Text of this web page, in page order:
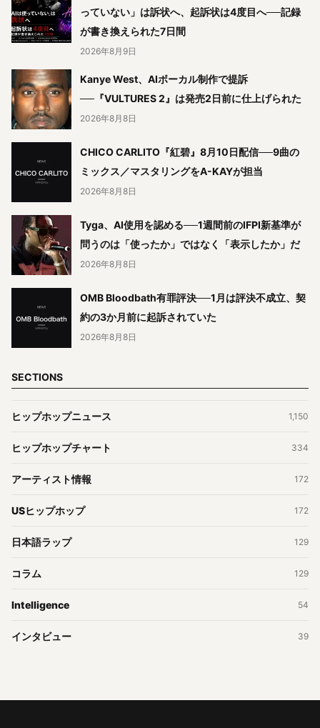
っていない」は訴状へ、起訴状は4度目へ──記録
が書き換えられた7日間
2026年8月9日
Kanye West、AIボーカル制作で提訴
──『VULTURES 2』は発売2日前に仕上げられた
2026年8月8日
CHICO CARLITO『紅碧』8月10日配信──9曲の
ミックス／マスタリングをA-KAYが担当
2026年8月8日
Tyga、AI使用を認める──1週間前のIFPI新基準が
問うのは「使ったか」ではなく「表示したか」だ
2026年8月8日
OMB Bloodbath有罪評決──1月は評決不成立、契
約の3か月前に起訴されていた
2026年8月8日
SECTIONS
ヒップホップニュース 1,150
ヒップホップチャート 334
アーティスト情報 172
USヒップホップ 172
日本語ラップ 129
コラム 129
Intelligence 54
インタビュー 39